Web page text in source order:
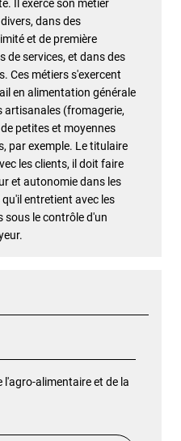
Il exerce son métier
dans des
et de première
de services, et dans des
Ces métiers s'exercent
en alimentation générale
artisanales (fromagerie,
petites et moyennes
par exemple. Le titulaire
les clients, il doit faire
et autonomie dans les
entretient avec les
sous le contrôle d'un
l'agro-alimentaire et de la